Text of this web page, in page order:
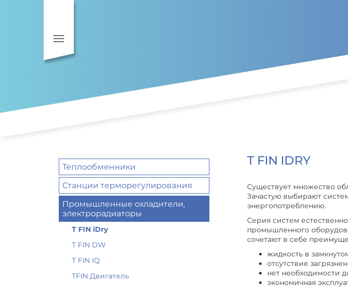
Toggle navigation
T FIN IDRY
Существует множество
Зачастую выбирают
энергопотреблению.
Серия систем
промышленного
сочетают в себе
жидкость в
отсутствие
нет необходимости
экономичная
Теплообменники
Станции терморегулирования
Промышленные охладители,
электрорадиаторы
T FIN iDry
T FIN DW
T FIN IQ
TFIN Двигатель